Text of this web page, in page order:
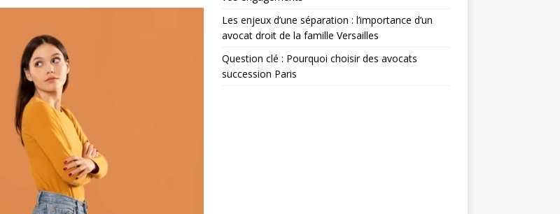
Les enjeux d’une séparation : l’importance d’un
avocat droit de la famille Versailles
Question clé : Pourquoi choisir des avocats
succession Paris